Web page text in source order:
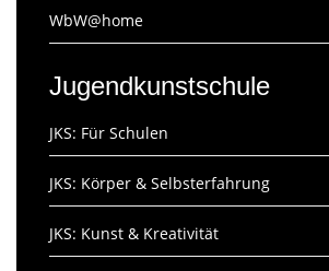
WbW@home
Jugendkunstschule
JKS: Für Schulen
JKS: Körper & Selbsterfahrung
JKS: Kunst & Kreativität